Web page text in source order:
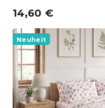
14,60 €
Neuheit